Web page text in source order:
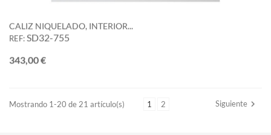
CALIZ NIQUELADO, INTERIOR...
REF: SD32-755
343,00 €Precio
Mostrando 1-20 de 21 artículo(s) 1 2 Siguiente 